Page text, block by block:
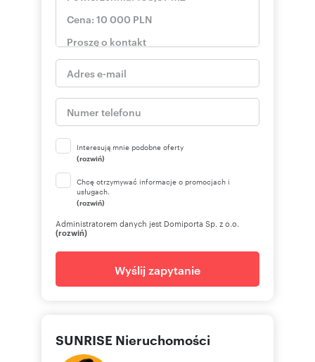
Interesują mnie podobne oferty
(rozwiń)
Chcę otrzymywać informacje o promocjach i
usługach.
(rozwiń)
Administratorem danych jest Domiporta Sp. z o.o.
(rozwiń)
Wyślij zapytanie
SUNRISE Nieruchomości